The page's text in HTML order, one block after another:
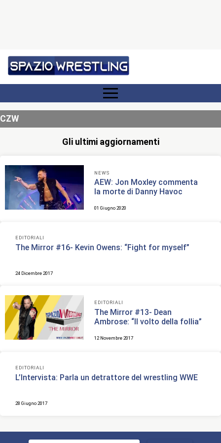
CZW
Gli ultimi aggiornamenti
NEWS
AEW: Jon Moxley commenta
la morte di Danny Havoc
01 Giugno 2020
EDITORIALI
The Mirror #16- Kevin Owens: “Fight for myself”
24 Dicembre 2017
EDITORIALI
The Mirror #13- Dean
Ambrose: “Il volto della follia”
12 Novembre 2017
EDITORIALI
L’Intervista: Parla un detrattore del wrestling WWE
28 Giugno 2017